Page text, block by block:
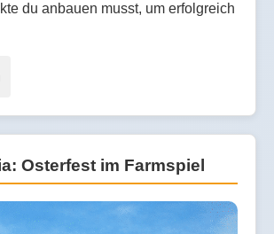
du anbauen musst, um erfolgreich
Osterfest im Farmspiel